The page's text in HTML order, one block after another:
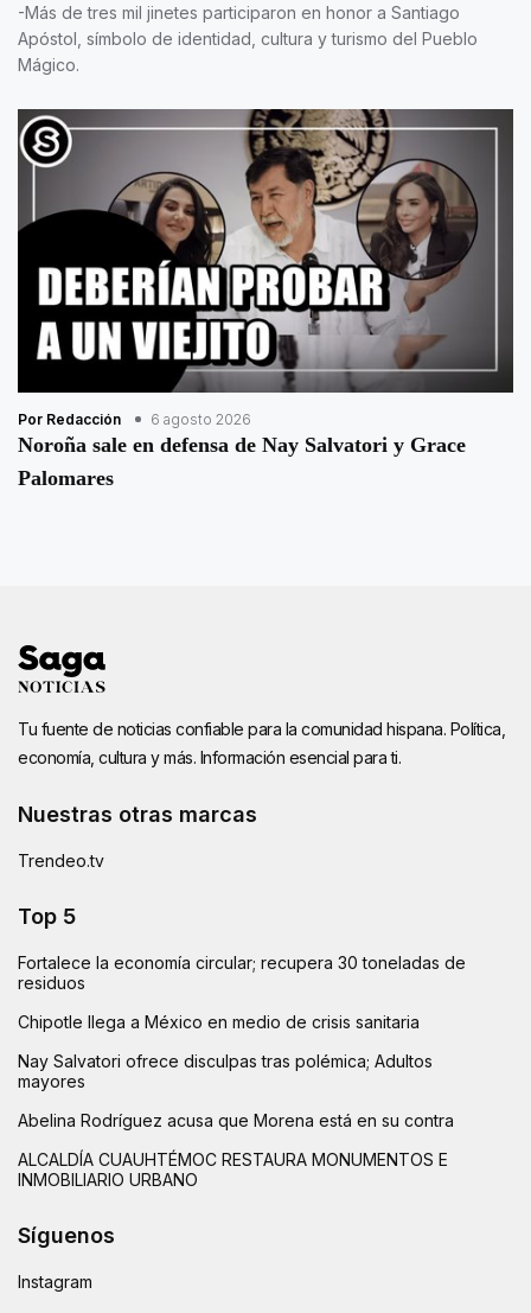
-Más de tres mil jinetes participaron en honor a Santiago
Apóstol, símbolo de identidad, cultura y turismo del Pueblo
Mágico.
Por Redacción 6 agosto 2026
Noroña sale en defensa de Nay Salvatori y Grace
Palomares
Tu fuente de noticias confiable para la comunidad hispana. Política,
economía, cultura y más. Información esencial para ti.
Nuestras otras marcas
Trendeo.tv
Top 5
Fortalece la economía circular; recupera 30 toneladas de
residuos
Chipotle llega a México en medio de crisis sanitaria
Nay Salvatori ofrece disculpas tras polémica; Adultos
mayores
Abelina Rodríguez acusa que Morena está en su contra
ALCALDÍA CUAUHTÉMOC RESTAURA MONUMENTOS E
INMOBILIARIO URBANO
Síguenos
Instagram